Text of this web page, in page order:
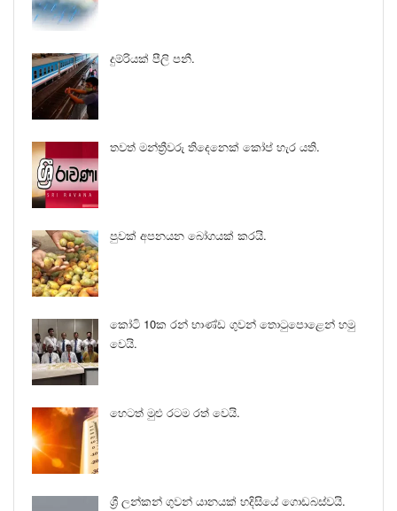
දුම්රියක් පීලි පනී.
තවත් මන්ත්‍රීවරු තිදෙනෙක් කෝප් හැර යති.
පුවක් අපනයන බෝගයක් කරයි.
කෝටි 10ක රන් භාණ්ඩ ගුවන් තොටුපොළෙන් හමු
වෙයි.
හෙටත් මුළු රටම රත් වෙයි.
ශ්‍රී ලන්කන් ගුවන් යානයක් හදිසියේ ගොඩබස්වයි.